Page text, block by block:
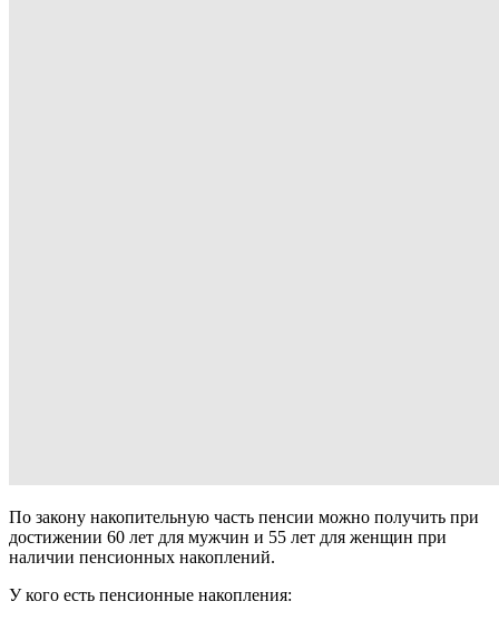
По закону накопительную часть пенсии можно получить при
достижении 60 лет для мужчин и 55 лет для женщин при
наличии пенсионных накоплений.
У кого есть пенсионные накопления: